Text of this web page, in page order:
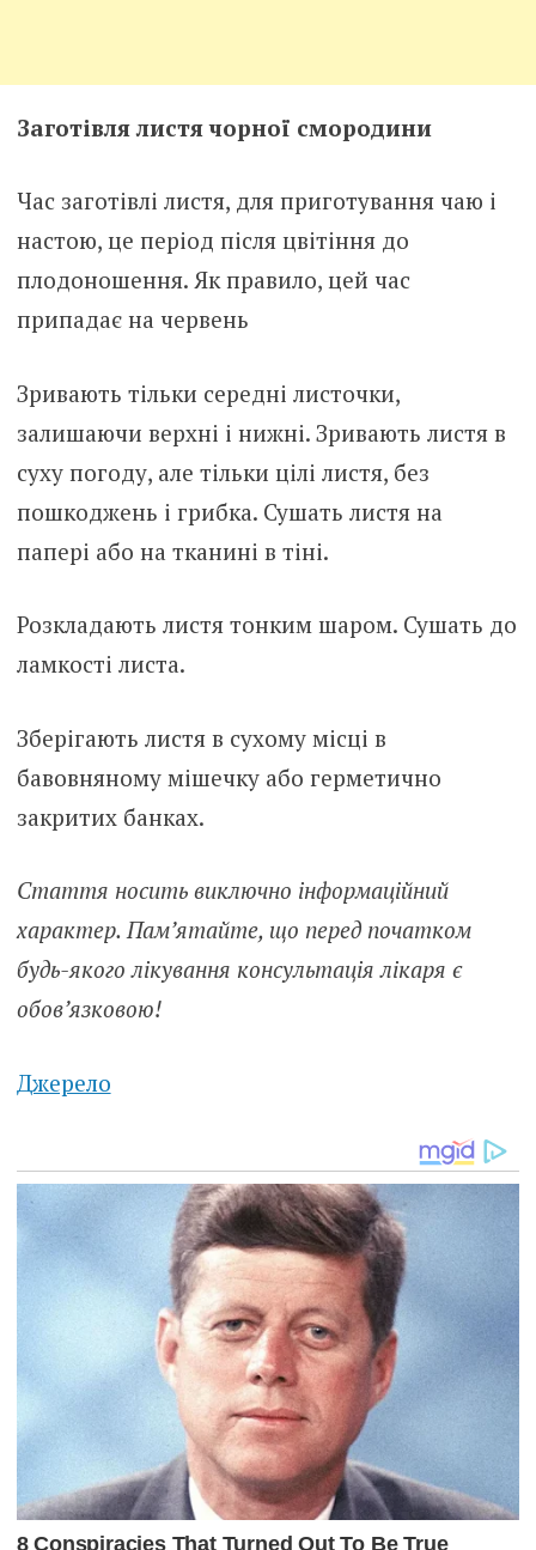
Заготівля листя чорної смородини
Час заготівлі листя, для приготування чаю і
настою, це період після цвітіння до
плодоношення. Як правило, цей час
припадає на червень
Зривають тільки середні листочки,
залишаючи верхні і нижні. Зривають листя в
суху погоду, але тільки цілі листя, без
пошкоджень і грибка. Сушать листя на
папері або на тканині в тіні.
Розкладають листя тонким шаром. Сушать до
ламкості листа.
Зберігають листя в сухому місці в
бавовняному мішечку або герметично
закритих банках.
Стаття носить виключно інформаційний
характер. Пам’ятайте, що перед початком
будь-якого лікування консультація лікаря є
обов’язковою!
Джерело